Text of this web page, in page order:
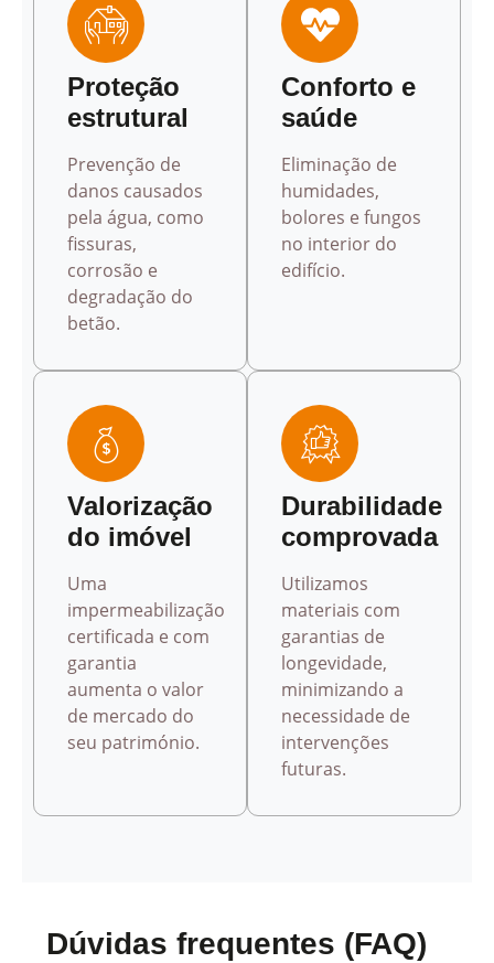
Proteção
estrutural
Prevenção de
danos causados
pela água, como
fissuras,
corrosão e
degradação do
betão.
Conforto e
saúde
Eliminação de
humidades,
bolores e fungos
no interior do
edifício.
Valorização
do imóvel
Uma
impermeabilização
certificada e com
garantia
aumenta o valor
de mercado do
seu património.
Durabilidade
comprovada
Utilizamos
materiais com
garantias de
longevidade,
minimizando a
necessidade de
intervenções
futuras.
Dúvidas frequentes (FAQ)